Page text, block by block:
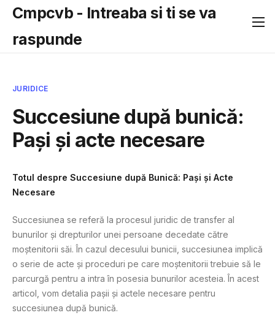
Cmpcvb - Intreaba si ti se va
raspunde
JURIDICE
Succesiune după bunică:
Pași și acte necesare
Totul despre Succesiune după Bunică: Pași și Acte
Necesare
Succesiunea se referă la procesul juridic de transfer al
bunurilor și drepturilor unei persoane decedate către
moștenitorii săi. În cazul decesului bunicii, succesiunea implică
o serie de acte și proceduri pe care moștenitorii trebuie să le
parcurgă pentru a intra în posesia bunurilor acesteia. În acest
articol, vom detalia pașii și actele necesare pentru
succesiunea după bunică.